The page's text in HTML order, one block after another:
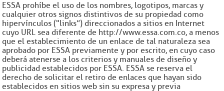
ESSA prohíbe el uso de los nombres, logotipos, marcas y
cualquier otros signos distintivos de su propiedad como
hipervínculos ("links”) direccionados a sitios en Internet
cuyo URL sea diferente de http://www.essa.com.co, a menos
que el establecimiento de un enlace de tal naturaleza sea
aprobado por ESSA previamente y por escrito, en cuyo caso
deberá atenerse a los criterios y manuales de diseño y
publicidad establecidos por ESSA. ESSA se reserva el
derecho de solicitar el retiro de enlaces que hayan sido
establecidos en sitios web sin su expresa y previa